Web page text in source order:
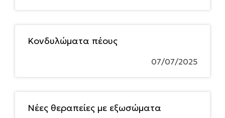
Κονδυλώματα πέους
07/07/2025
Νέες θεραπείες με εξωσώματα